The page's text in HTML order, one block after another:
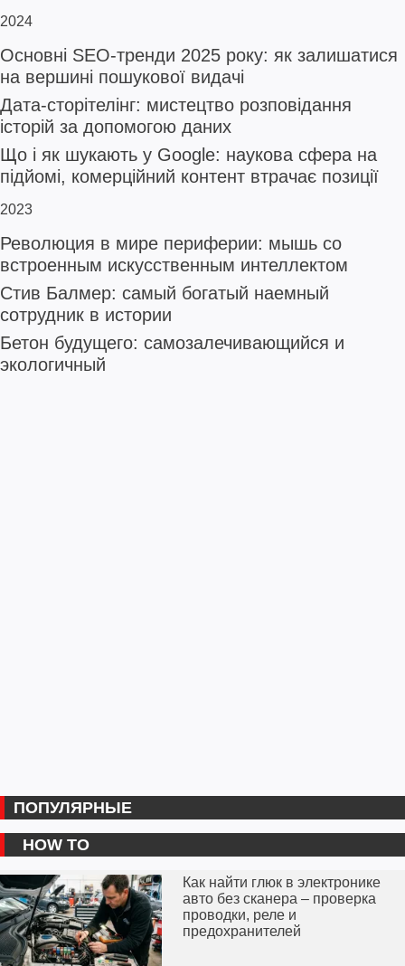
2024
Основні SEO-тренди 2025 року: як залишатися
на вершині пошукової видачі
Дата-сторітелінг: мистецтво розповідання
історій за допомогою даних
Що і як шукають у Google: наукова сфера на
підйомі, комерційний контент втрачає позиції
2023
Революция в мире периферии: мышь со
встроенным искусственным интеллектом
Стив Балмер: самый богатый наемный
сотрудник в истории
Бетон будущего: самозалечивающийся и
экологичный
ПОПУЛЯРНЫЕ
HOW TO
Как найти глюк в электронике
авто без сканера – проверка
проводки, реле и
предохранителей